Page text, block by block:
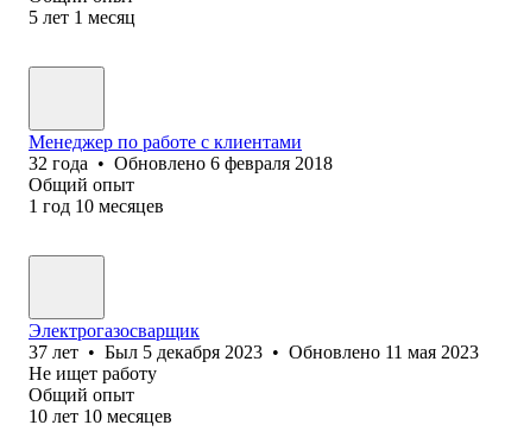
5 лет 1 месяц
Менеджер по работе с клиентами
32 года • Обновлено 6 февраля 2018
Общий опыт
1 год 10 месяцев
Электрогазосварщик
37 лет • Был 5 декабря 2023 • Обновлено 11 мая 2023
Не ищет работу
Общий опыт
10 лет 10 месяцев